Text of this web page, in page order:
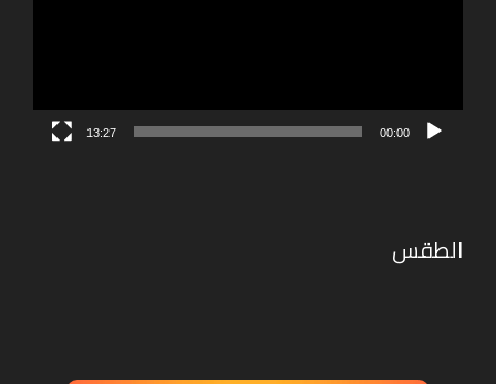
00:00
13:27
الطقس